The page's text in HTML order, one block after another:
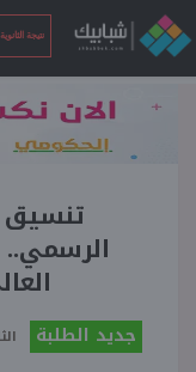
نتيجة الثانوية
الرسمي..
جديد الطلبة